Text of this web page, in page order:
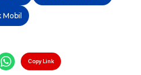
Copy Link